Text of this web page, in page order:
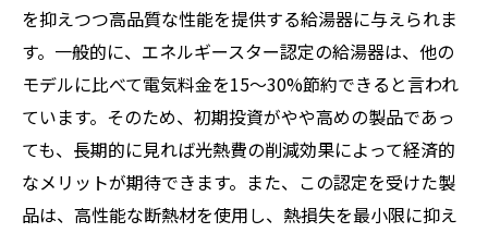
を抑えつつ高品質な性能を提供する給湯器に与えられま
す。一般的に、エネルギースター認定の給湯器は、他の
モデルに比べて電気料金を15〜30%節約できると言われ
ています。そのため、初期投資がやや高めの製品であっ
ても、長期的に見れば光熱費の削減効果によって経済的
なメリットが期待できます。また、この認定を受けた製
品は、高性能な断熱材を使用し、熱損失を最小限に抑え